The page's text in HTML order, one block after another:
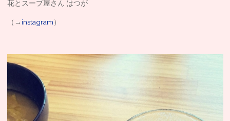
花とスープ屋さん はつが
（→ instagram）